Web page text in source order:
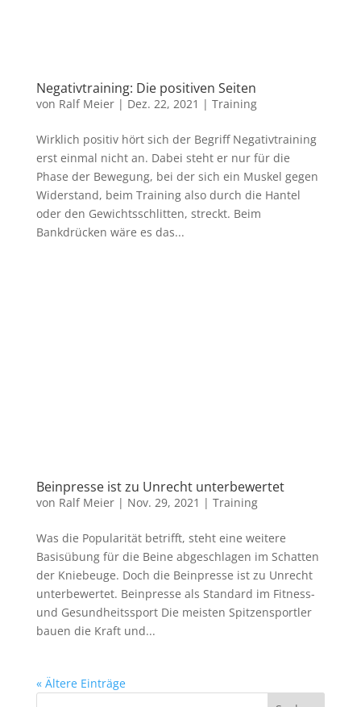
Negativtraining: Die positiven Seiten
von Ralf Meier| Dez. 22, 2021 | Training
Wirklich positiv hört sich der Begriff Negativtraining
erst einmal nicht an. Dabei steht er nur für die
Phase der Bewegung, bei der sich ein Muskel gegen
Widerstand, beim Training also durch die Hantel
oder den Gewichtsschlitten, streckt. Beim
Bankdrücken wäre es das...
Beinpresse ist zu Unrecht unterbewertet
von Ralf Meier| Nov. 29, 2021 | Training
Was die Popularität betrifft, steht eine weitere
Basisübung für die Beine abgeschlagen im Schatten
der Kniebeuge. Doch die Beinpresse ist zu Unrecht
unterbewertet. Beinpresse als Standard im Fitness-
und Gesundheitssport Die meisten Spitzensportler
bauen die Kraft und...
« Ältere Einträge